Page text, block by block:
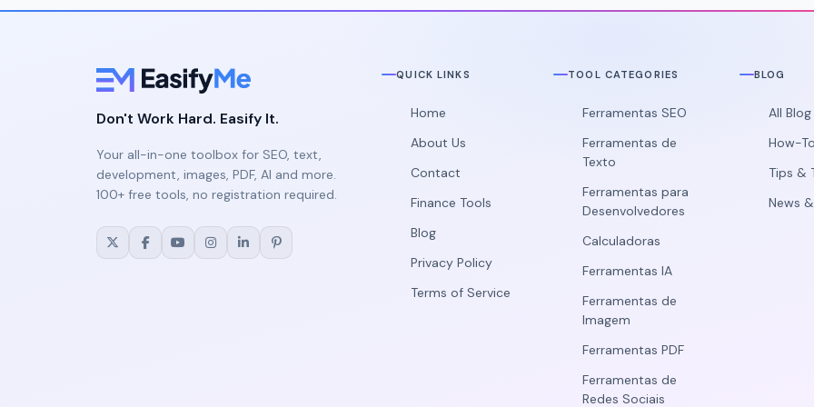
empréstimo.
Don't Work Hard. Easify It.
Your all-in-one toolbox for SEO, text,
development, images, PDF, AI and more.
100+ free tools, no registration required.
QUICK LINKS
Home
About Us
Contact
Finance Tools
Blog
Privacy Policy
Terms of Service
TOOL CATEGORIES
Ferramentas SEO
Ferramentas de
Texto
Ferramentas para
Desenvolvedores
Calculadoras
Ferramentas IA
Ferramentas de
Imagem
Ferramentas PDF
Ferramentas de
Redes Sociais
BLOG
All
How-
Tips &
News